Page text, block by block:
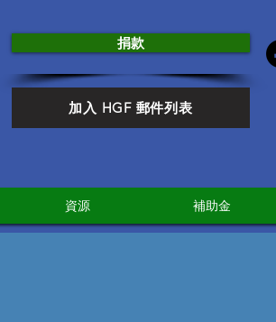
捐款
加入 HGF 郵件列表
資源 補助金